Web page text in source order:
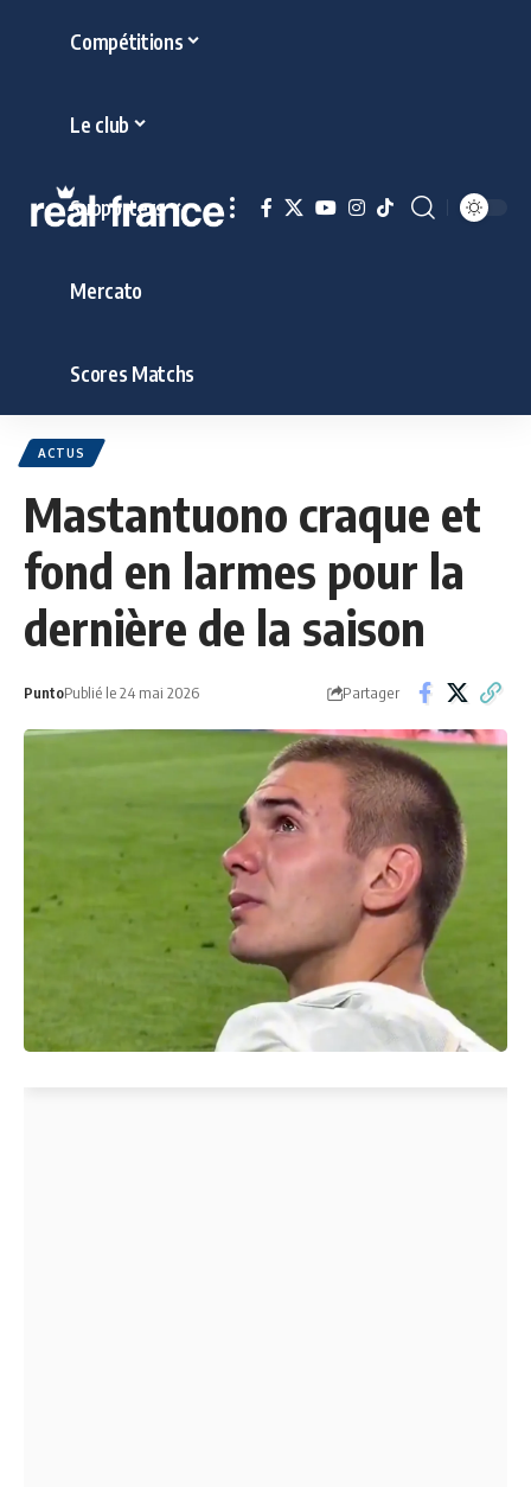
Compétitions
Le club
Supporters
Mercato
Scores Matchs
ACTUS
Mastantuono craque et
fond en larmes pour la
dernière de la saison
PuntoPublié le 24 mai 2026 Partager